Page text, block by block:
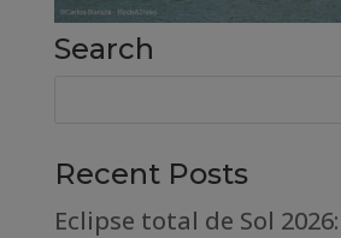
Search
Recent Posts
Eclipse total de Sol